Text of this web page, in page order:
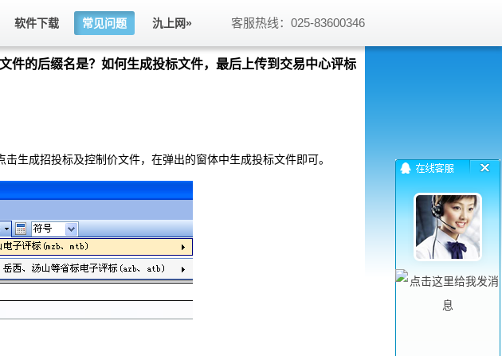
软件下载 常见问题 氿上网» 客服热线：025-83600346
件的后缀名是？如何生成投标文件，最后上传到交易中心评标
生成招投标及控制价文件，在弹出的窗体中生成投标文件即可。